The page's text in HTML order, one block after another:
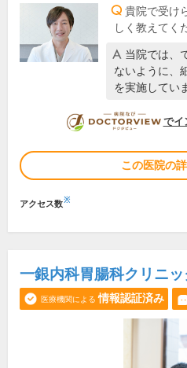
貴院で受け
しく教えてく
当院では、
ないように、
を実施してい
でイ
この医院の
アクセス数※
一銀内科胃腸科クリニッ
医療機関による 情報認証済み